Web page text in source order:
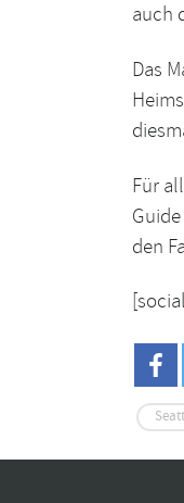
auch
Das
Für
Guide
den